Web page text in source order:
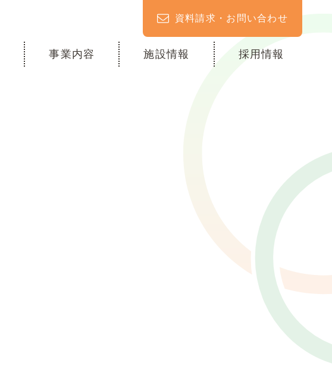
資料請求・お問い合わせ
事業内容 施設情報 採用情報